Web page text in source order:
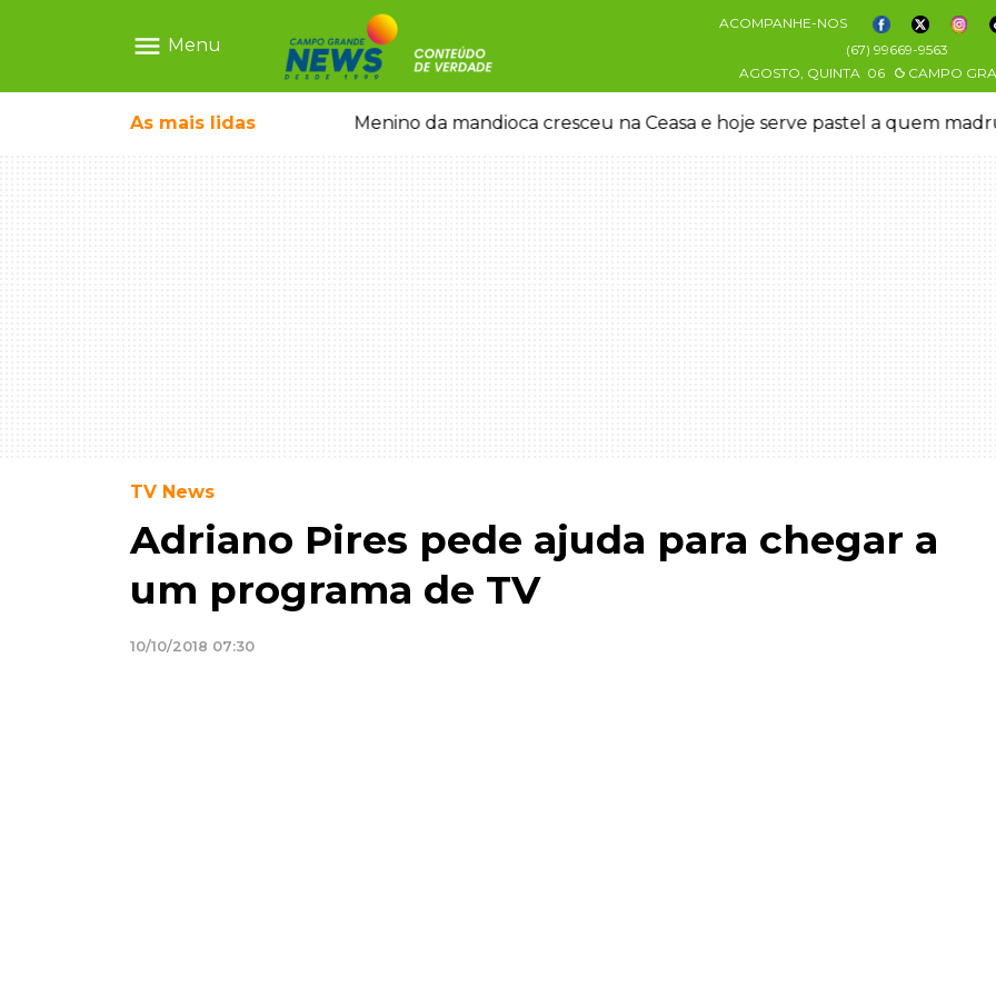
menu Menu
ACOMPANHE-NOS
(67) 99669-9563
AGOSTO, QUINTA 06 CAMPO
As mais lidas
falso e prende pai e filho Menino da mandioca cresceu na Ceasa e hoje serve pastel a quem
TV News
Adriano Pires pede ajuda para chegar a
um programa de TV
10/10/2018 07:30